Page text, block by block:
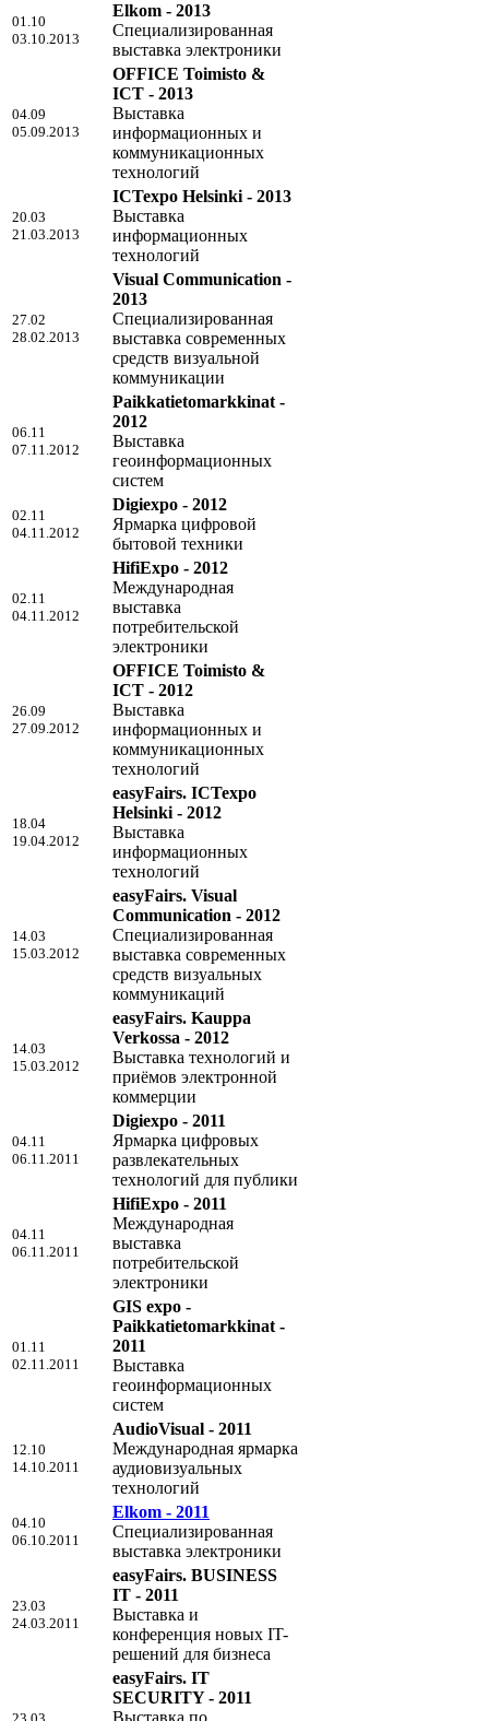
01.10
03.10.2013
Elkom - 2013
Специализированная
выставка электроники
04.09
05.09.2013
OFFICE Toimisto &
ICT - 2013
Выставка
информационных и
коммуникационных
технологий
20.03
21.03.2013
ICTexpo Helsinki - 2013
Выставка
информационных
технологий
27.02
28.02.2013
Visual Communication -
2013
Специализированная
выставка современных
средств визуальной
коммуникации
06.11
07.11.2012
Paikkatietomarkkinat -
2012
Выставка
геоинформационных
систем
02.11
04.11.2012
Digiexpo - 2012
Ярмарка цифровой
бытовой техники
02.11
04.11.2012
HifiExpo - 2012
Международная
выставка
потребительской
электроники
26.09
27.09.2012
OFFICE Toimisto &
ICT - 2012
Выставка
информационных и
коммуникационных
технологий
18.04
19.04.2012
easyFairs. ICTexpo
Helsinki - 2012
Выставка
информационных
технологий
14.03
15.03.2012
easyFairs. Visual
Communication - 2012
Специализированная
выставка современных
средств визуальных
коммуникаций
14.03
15.03.2012
easyFairs. Kauppa
Verkossa - 2012
Выставка технологий и
приёмов электронной
коммерции
04.11
06.11.2011
Digiexpo - 2011
Ярмарка цифровых
развлекательных
технологий для публики
04.11
06.11.2011
HifiExpo - 2011
Международная
выставка
потребительской
электроники
01.11
02.11.2011
GIS expo -
Paikkatietomarkkinat -
2011
Выставка
геоинформационных
систем
12.10
14.10.2011
AudioVisual - 2011
Международная ярмарка
аудиовизуальных
технологий
04.10
06.10.2011
Elkom - 2011
Специализированная
выставка электроники
23.03
24.03.2011
easyFairs. BUSINESS
IT - 2011
Выставка и
конференция новых IT-
решений для бизнеса
easyFairs. IT
SECURITY - 2011